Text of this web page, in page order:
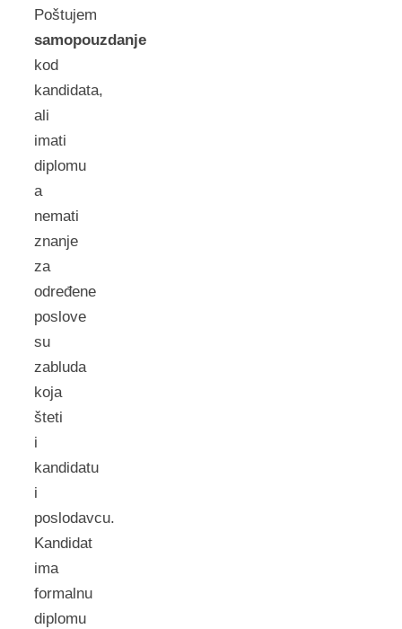
Poštujem
samopouzdanje
kod
kandidata,
ali
imati
diplomu
a
nemati
znanje
za
određene
poslove
su
zabluda
koja
šteti
i
kandidatu
i
poslodavcu.
Kandidat
ima
formalnu
diplomu